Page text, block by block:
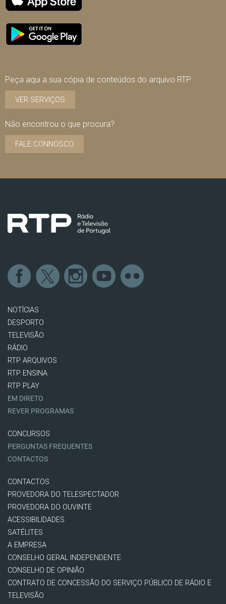
Peça aqui a sua cópia de conteúdos do arquivo RTP
VER SERVIÇOS
Não encontrou o que procura?
FALE CONNOSCO
NOTÍCIAS
DESPORTO
TELEVISÃO
RÁDIO
RTP ARQUIVOS
RTP ENSINA
RTP PLAY
EM DIRETO
REVER PROGRAMAS
CONCURSOS
PERGUNTAS FREQUENTES
CONTACTOS
CONTACTOS
PROVEDORA DO TELESPECTADOR
PROVEDORA DO OUVINTE
ACESSIBILIDADES
SATÉLITES
A EMPRESA
CONSELHO GERAL INDEPENDENTE
CONSELHO DE OPINIÃO
CONTRATO DE CONCESSÃO DO SERVIÇO PÚBLICO DE RÁDIO E
TELEVISÃO